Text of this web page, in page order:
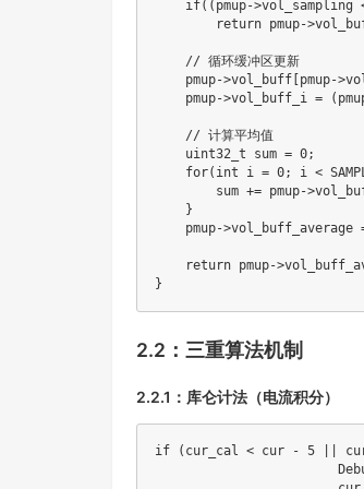
if( ( pmup->vol_sampling
return pmup->
// 循环缓冲区更新
    pmup
->vol_buff pmup->
    pmup
->vol_buff_i = (
// 计算平均值
uint32_t sum = 0;
for( int i = 0; i <
        sum
+= pmup->
}
    pmup
->vol_buff_average
return pmup->
}
2.2：三重算法机制
2.2.1：库仑计法（电流积分）
if ( cur_cal < cur - 5